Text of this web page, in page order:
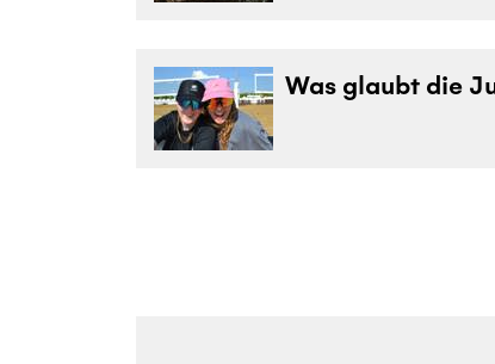
Was glaubt die